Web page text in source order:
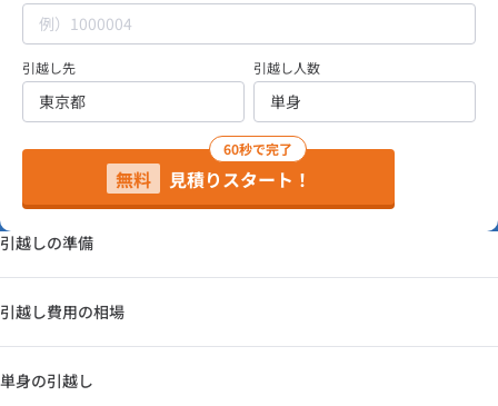
引越し先 引越し人数
60秒で完了
無料 見積りスタート！
引越しの準備
引越し費用の相場
単身の引越し